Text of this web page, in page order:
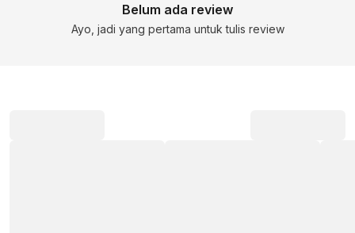
Belum ada review
Ayo, jadi yang pertama untuk tulis review